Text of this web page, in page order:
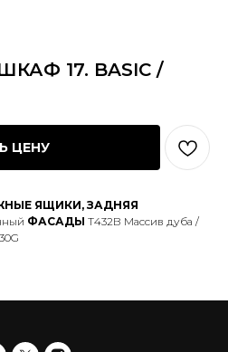
17. BASIC /
ЦЕНУ
ЯЩИКИ, ЗАДНЯЯ
ФАСАДЫ Т432В Массив дуба /